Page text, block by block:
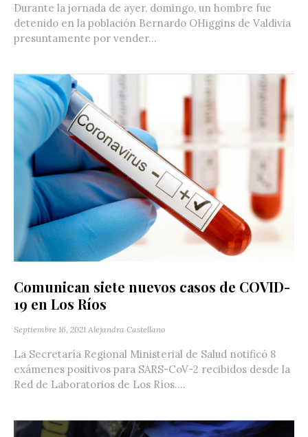
Durante la jornada de ayer, domingo, un hombre fue
detenido en la población Bernardo OHiggins de Valdivia
presuntamente por vender...
Comunican siete nuevos casos de COVID-
19 en Los Ríos
Septiembre 16, 2021 Alejandra Castellano
La Secretaría Regional Ministerial de Salud notificó 8
exámenes positivos para SARS-CoV-2 recibidos desde la
Red de Laboratorios de Los Ríos....